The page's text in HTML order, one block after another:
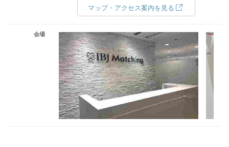
マップ・アクセス案内を見る
会場